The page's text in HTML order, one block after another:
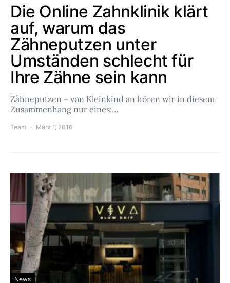
Die Online Zahnklinik klärt
auf, warum das
Zähneputzen unter
Umständen schlecht für
Ihre Zähne sein kann
Zähneputzen – von Kleinkind an hören wir in diesem
Zusammenhang nur eines:…
Team März 1, 2016
News